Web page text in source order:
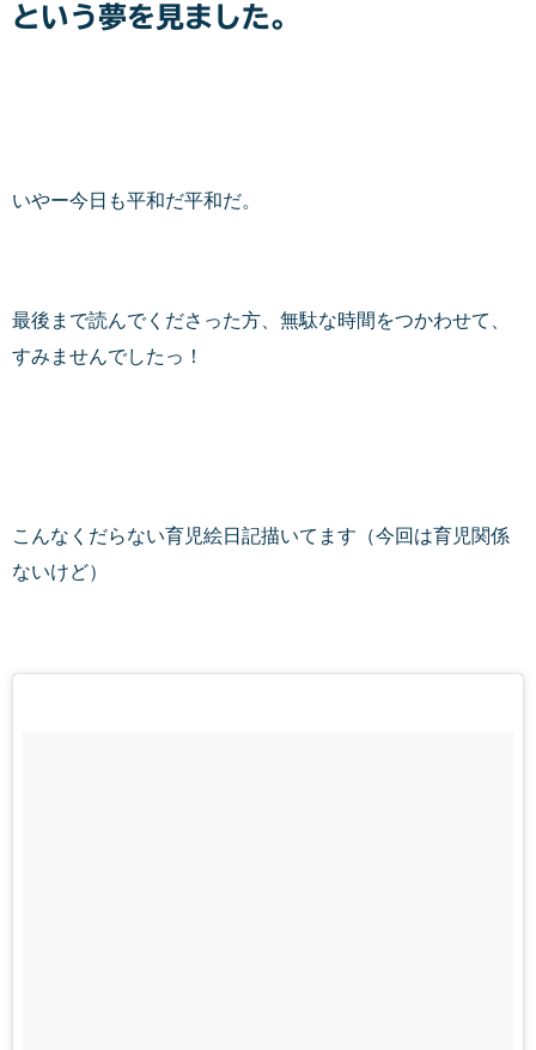
という夢を見ました。
いやー今日も平和だ平和だ。
最後まで読んでくださった方、無駄な時間をつかわせて、
すみませんでしたっ！
こんなくだらない育児絵日記描いてます（今回は育児関係
ないけど）